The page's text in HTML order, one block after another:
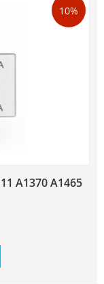
10%
A1370 A1465